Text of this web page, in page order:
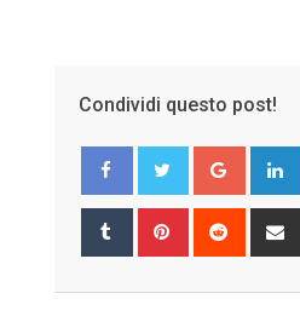
Condividi questo post!
Google+
Tumblr Pinterest Reddit